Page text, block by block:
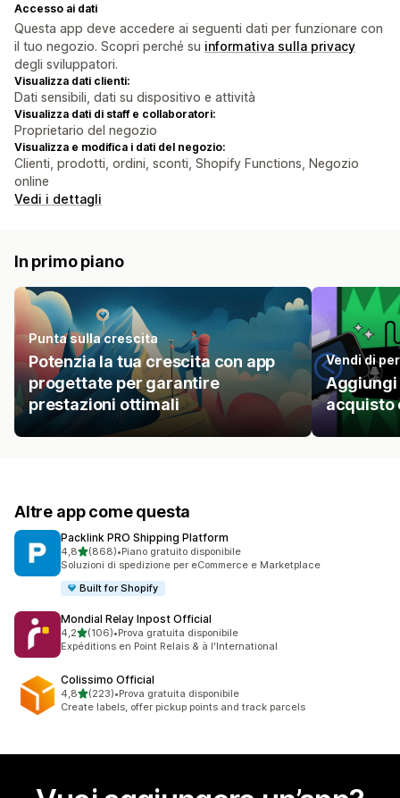
Accesso ai dati
Questa app deve accedere ai seguenti dati per funzionare con
il tuo negozio. Scopri perché su informativa sulla privacy
degli sviluppatori.
Visualizza dati clienti:
Dati sensibili, dati su dispositivo e attività
Visualizza dati di staff e collaboratori:
Proprietario del negozio
Visualizza e modifica i dati del negozio:
Clienti, prodotti, ordini, sconti, Shopify Functions, Negozio
online
Vedi i dettagli
In primo piano
Punta sulla crescita
Potenzia la tua crescita con app
progettate per garantire
prestazioni ottimali
Vendi di
Aggiungi
acquisto
Altre app come questa
Packlink PRO Shipping Platform
4,8stelle su 5
(868)
868 recensioni totali
•Piano gratuito disponibile
Soluzioni di spedizione per eCommerce e Marketplace
Built for Shopify
Mondial Relay Inpost Official
4,2stelle su 5
(106)
106 recensioni totali
•Prova gratuita disponibile
Expéditions en Point Relais & à l'International
Colissimo Official
4,8stelle su 5
(223)
223 recensioni totali
•Prova gratuita disponibile
Create labels, offer pickup points and track parcels